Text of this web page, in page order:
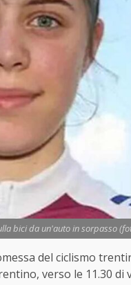
bici da un'auto in sorpasso
del ciclismo
verso le 11.30